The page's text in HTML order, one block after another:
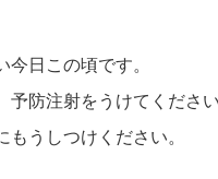
日この頃です。
防注射をうけてください
うしつけください。